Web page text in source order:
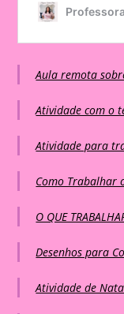
Aula remota
Atividade com o
Atividade para
Como Trabalhar
O QUE
Desenhos para
Atividade de